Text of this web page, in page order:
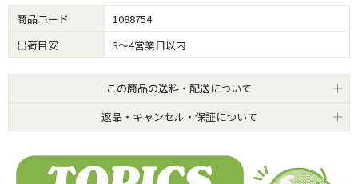
商品コード
1088754
出荷目安
3～4営業日以内
この商品の送料・配送について
返品・キャンセル・保証について